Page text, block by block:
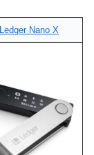
Ledger Nano X